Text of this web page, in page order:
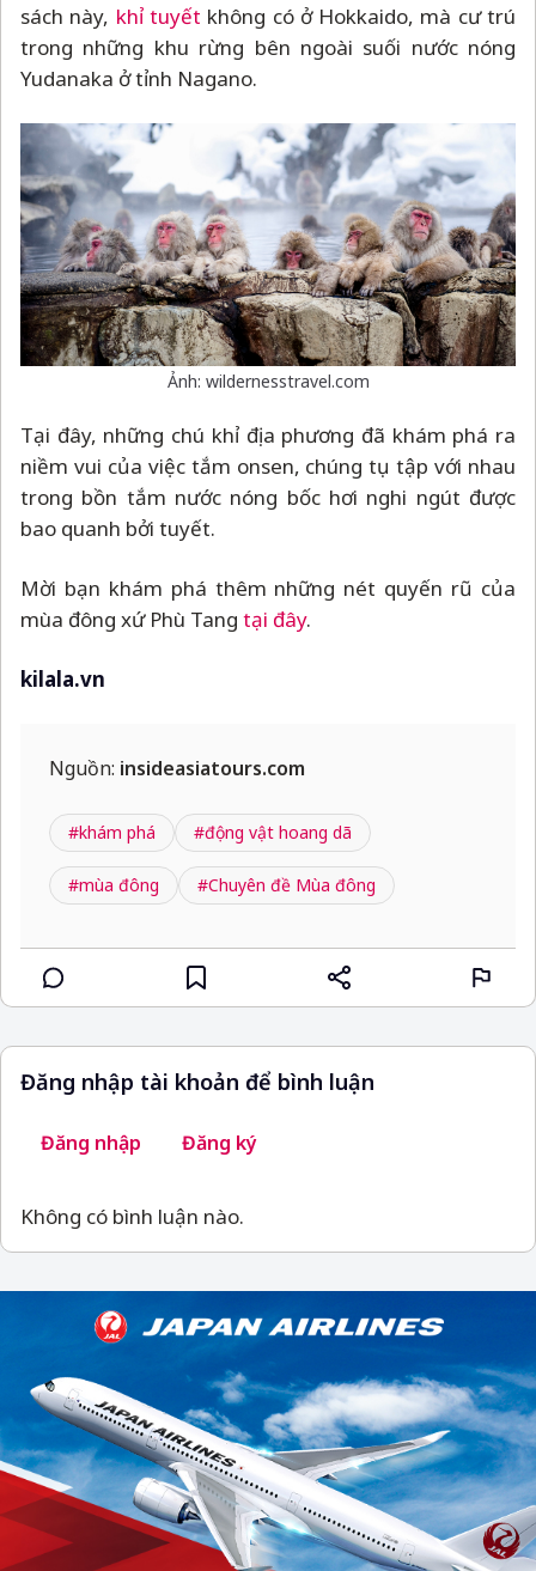
sách này, khỉ tuyết không có ở Hokkaido, mà cư trú
trong những khu rừng bên ngoài suối nước nóng
Yudanaka ở tỉnh Nagano.
Ảnh: wildernesstravel.com
Tại đây, những chú khỉ địa phương đã khám phá ra
niềm vui của việc tắm onsen, chúng tụ tập với nhau
trong bồn tắm nước nóng bốc hơi nghi ngút được
bao quanh bởi tuyết.
Mời bạn khám phá thêm những nét quyến rũ của
mùa đông xứ Phù Tang tại đây.
kilala.vn
Nguồn: insideasiatours.com
#khám phá #động vật hoang dã
#mùa đông #Chuyên đề Mùa đông
Đăng nhập tài khoản để bình luận
Đăng nhập Đăng ký
Không có bình luận nào.